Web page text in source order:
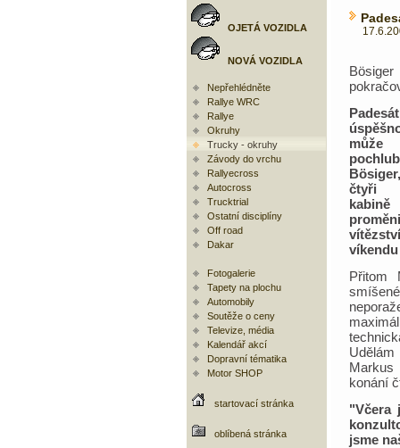
OJETÁ VOZIDLA
NOVÁ VOZIDLA
Nepřehlédněte
Rallye WRC
Rallye
Okruhy
Trucky - okruhy
Závody do vrchu
Rallyecross
Autocross
Trucktrial
Ostatní disciplíny
Off road
Dakar
Fotogalerie
Tapety na plochu
Automobily
Soutěže o ceny
Televize, média
Kalendář akcí
Dopravní tématika
Motor SHOP
startovací stránka
oblíbená stránka
může
čtyři
Přitom
Udělám
Markus
konání
"Včera
jsme